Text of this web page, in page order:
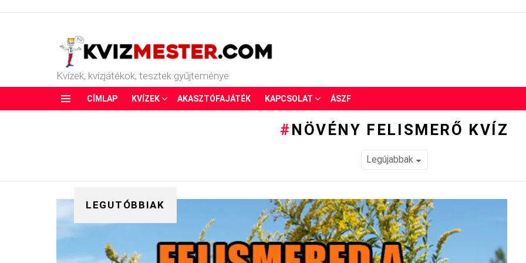
Kvízek, kvízjátékok, tesztek gyűjteménye
CÍMLAP KVÍZEK AKASZTÓFAJÁTÉK KAPCSOLAT ÁSZF
NÖVÉNY FELISMERŐ KVÍZ
LEGUTÓBBIAK